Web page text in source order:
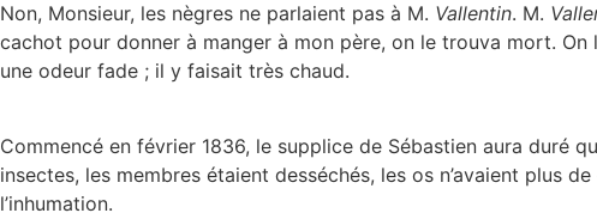
Non, Monsieur, les nègres ne parlaient pas à M. Vallentin. M.
cachot pour donner à manger à mon père, on le trouva mort.
une odeur fade ; il y faisait très chaud.
Commencé en février 1836, le supplice de Sébastien aura duré
insectes, les membres étaient desséchés, les os n’avaient plus
l’inhumation.